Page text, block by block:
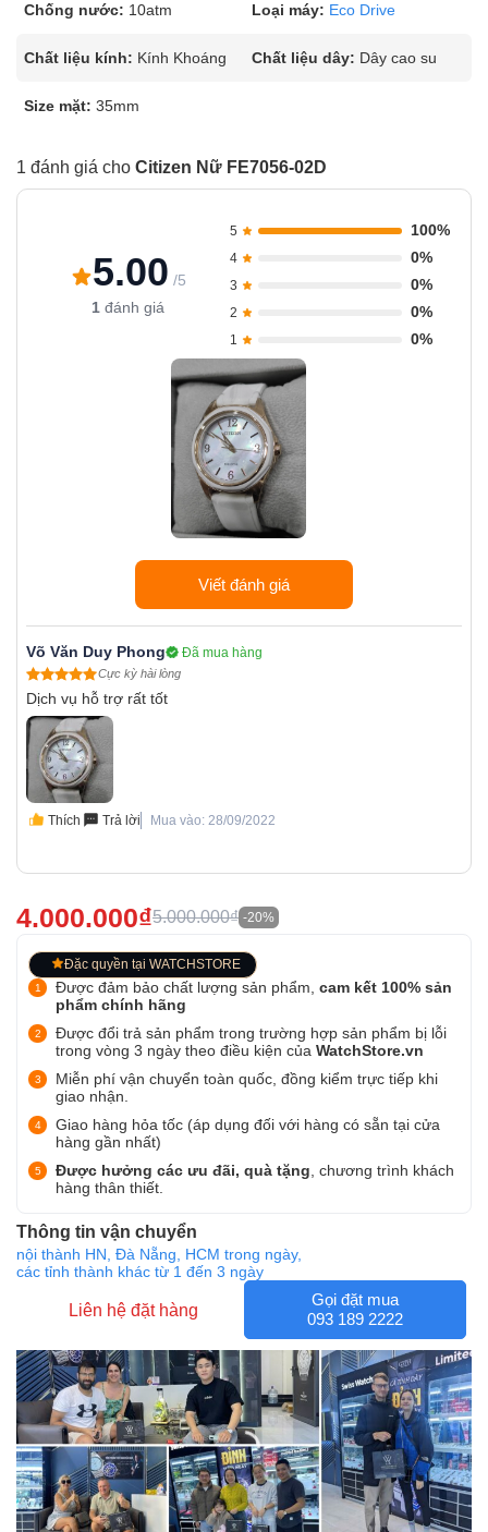
Chống nước: 10atm Loại máy: Eco Drive
Chất liệu kính: Kính Khoáng Chất liệu dây: Dây cao su
Size mặt: 35mm
1 đánh giá cho Citizen Nữ FE7056-02D
5.00 /5
1 đánh giá
5 100%
4 0%
3 0%
2 0%
1 0%
Viết đánh giá
Võ Văn Duy Phong Đã mua hàng
Cực kỳ hài lòng
Dịch vụ hỗ trợ rất tốt
Thích Trả lời Mua vào: 28/09/2022
4.000.000₫5.000.000₫ -20%
Đặc quyền tại WATCHSTORE
Được đảm bảo chất lượng sản phẩm, cam kết 100% sản
phẩm chính hãng
Được đổi trả sản phẩm trong trường hợp sản phẩm bị lỗi
trong vòng 3 ngày theo điều kiện của WatchStore.vn
Miễn phí vận chuyển toàn quốc, đồng kiểm trực tiếp khi
giao nhận.
Giao hàng hỏa tốc (áp dụng đối với hàng có sẵn tại cửa
hàng gần nhất)
Được hưởng các ưu đãi, quà tặng , chương trình khách
hàng thân thiết.
Thông tin vận chuyển
nội thành HN, Đà Nẵng, HCM trong ngày,
các tỉnh thành khác từ 1 đến 3 ngày
Liên hệ đặt hàng
Gọi đặt mua
093 189 2222